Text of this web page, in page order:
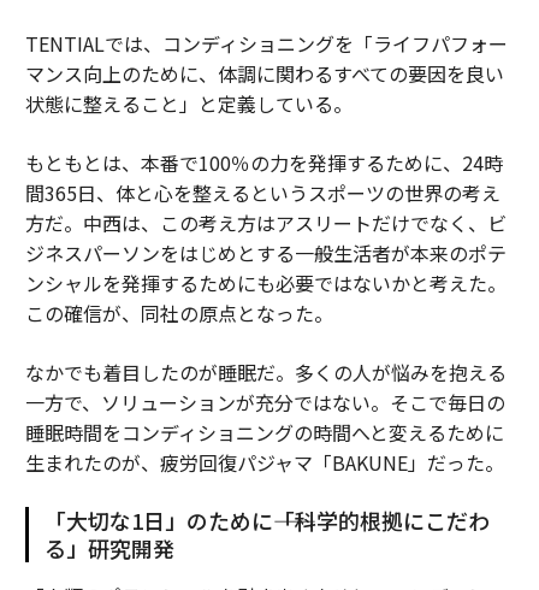
TENTIALでは、コンディショニングを「ライフパフォー
マンス向上のために、体調に関わるすべての要因を良い
状態に整えること」と定義している。
もともとは、本番で100％の力を発揮するために、24時
間365日、体と心を整えるというスポーツの世界の考え
方だ。中西は、この考え方はアスリートだけでなく、ビ
ジネスパーソンをはじめとする一般生活者が本来のポテ
ンシャルを発揮するためにも必要ではないかと考えた。
この確信が、同社の原点となった。
なかでも着目したのが睡眠だ。多くの人が悩みを抱える
一方で、ソリューションが充分ではない。そこで毎日の
睡眠時間をコンディショニングの時間へと変えるために
生まれたのが、疲労回復パジャマ「BAKUNE」だった。
「大切な1日」のために――「科学的根拠にこだわ
る」研究開発